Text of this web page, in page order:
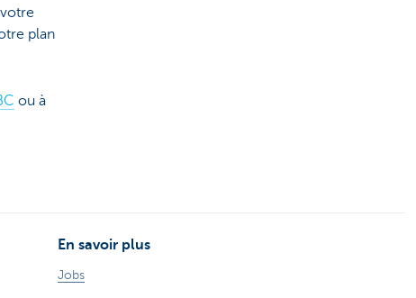
plan
ou à
En savoir plus
Jobs